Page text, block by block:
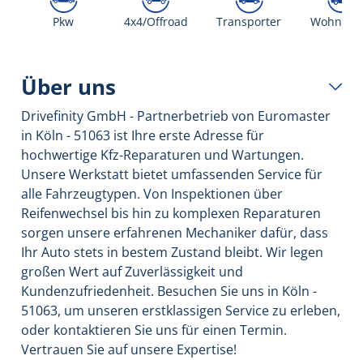
Pkw 4x4/Offroad Transporter
Über uns
Drivefinity GmbH - Partnerbetrieb von Euromaster
in Köln - 51063 ist Ihre erste Adresse für
hochwertige Kfz-Reparaturen und Wartungen.
Unsere Werkstatt bietet umfassenden Service für
alle Fahrzeugtypen. Von Inspektionen über
Reifenwechsel bis hin zu komplexen Reparaturen
sorgen unsere erfahrenen Mechaniker dafür, dass
Ihr Auto stets in bestem Zustand bleibt. Wir legen
großen Wert auf Zuverlässigkeit und
Kundenzufriedenheit. Besuchen Sie uns in Köln -
51063, um unseren erstklassigen Service zu erleben,
oder kontaktieren Sie uns für einen Termin.
Vertrauen Sie auf unsere Expertise!